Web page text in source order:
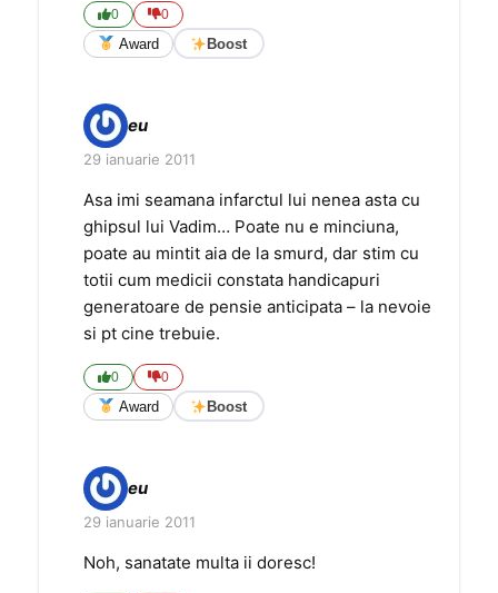
0 0
Award Boost
eu
29 ianuarie 2011
Asa imi seamana infarctul lui nenea asta cu
ghipsul lui Vadim… Poate nu e minciuna,
poate au mintit aia de la smurd, dar stim cu
totii cum medicii constata handicapuri
generatoare de pensie anticipata – la nevoie
si pt cine trebuie.
0 0
Award Boost
eu
29 ianuarie 2011
Noh, sanatate multa ii doresc!